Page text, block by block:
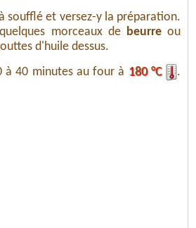
soufflé et versez-y la préparation.
morceaux de beurreou
d'huile dessus.
à 40 minutes au four à 180 °C
.